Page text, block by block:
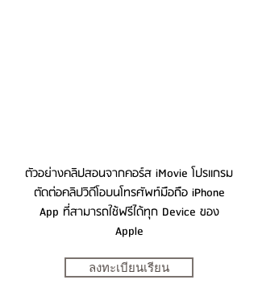
ตัวอย่างคลิปสอนจากคอร์ส iMovie โปรแกรม
ตัดต่อคลิปวิดีโอบนโทรศัพท์มือถือ iPhone
App ที่สามารถใช้ฟรีได้ทุก Device ของ
Apple
ลงทะเบียนเรียน